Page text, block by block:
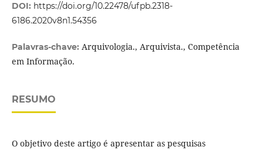
DOI: https://doi.org/10.22478/ufpb.2318-
6186.2020v8n1.54356
Palavras-chave: Arquivologia., Arquivista., Competência
em Informação.
RESUMO
O objetivo deste artigo é apresentar as pesquisas